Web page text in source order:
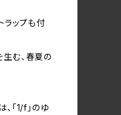
ラップも付
む、春夏の
「1/f」のゆ